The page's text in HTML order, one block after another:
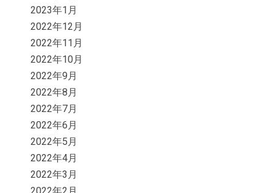
2023年1月
2022年12月
2022年11月
2022年10月
2022年9月
2022年8月
2022年7月
2022年6月
2022年5月
2022年4月
2022年3月